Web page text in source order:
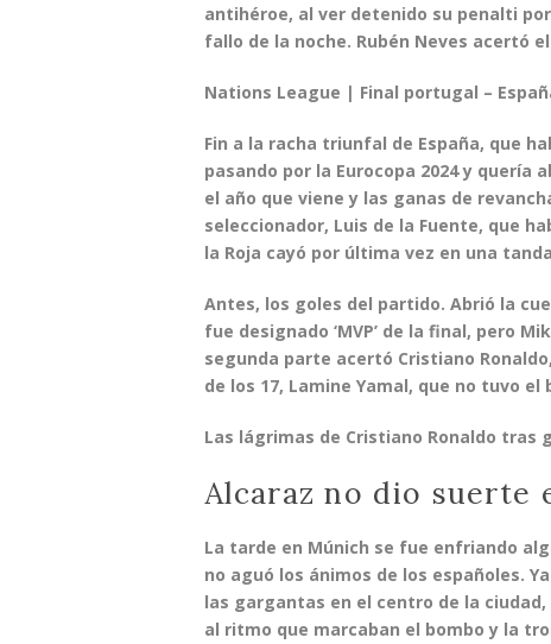
antihéroe, al ver detenido su penalti
fallo de la noche. Rubén Neves acertó
Nations League | Final portugal –
Fin a la racha triunfal de España, que
pasando por la Eurocopa 2024 y quería
el año que viene y las ganas de
seleccionador, Luis de la Fuente, que
la Roja cayó por última vez en una
Antes, los goles del partido. Abrió la
fue designado ‘MVP’ de la final, pero
segunda parte acertó Cristiano Ronaldo
de los 17, Lamine Yamal, que no tuvo el
Las lágrimas de Cristiano Ronaldo tras
Alcaraz no dio suerte
La tarde en Múnich se fue enfriando
no aguó los ánimos de los españoles.
las gargantas en el centro de la
al ritmo que marcaban el bombo y la